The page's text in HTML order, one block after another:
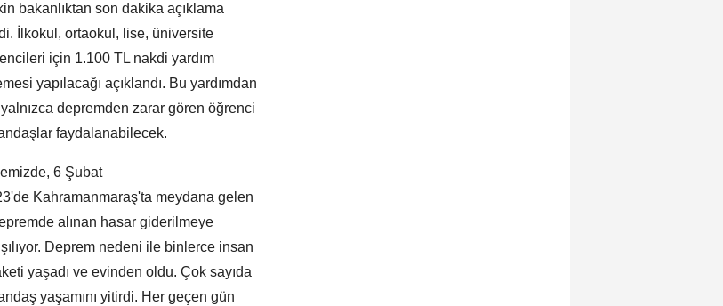
bakanlıktan son dakika açıklama
İlkokul, ortaokul, lise, üniversite
için 1.100 TL nakdi yardım
yapılacağı açıklandı. Bu yardımdan
depremden zarar gören öğrenci
faydalanabilecek.
6 Şubat
Kahramanmaraş'ta meydana gelen
alınan hasar giderilmeye
Deprem nedeni ile binlerce insan
yaşadı ve evinden oldu. Çok sayıda
yaşamını yitirdi. Her geçen gün